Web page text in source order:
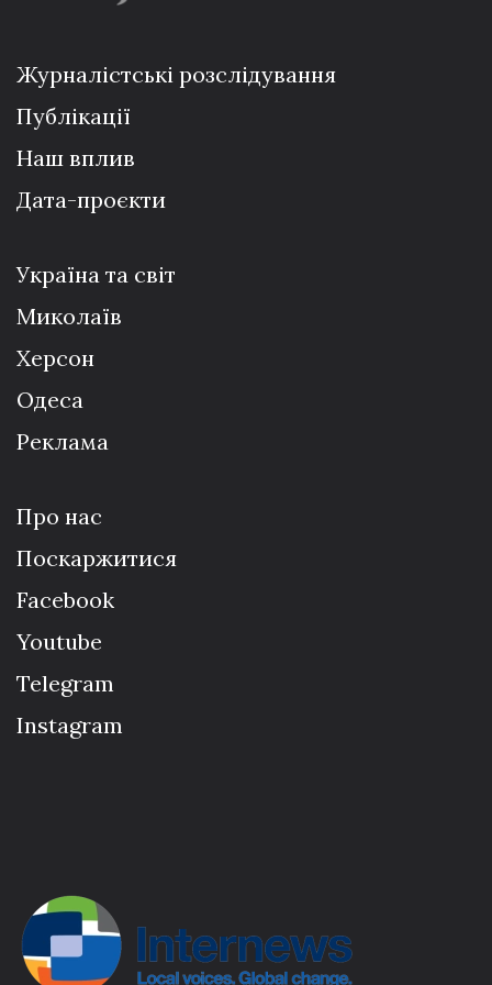
Журналістські розслідування
Публікації
Наш вплив
Дата-проєкти
Україна та світ
Миколаїв
Херсон
Одеса
Реклама
Про нас
Поскаржитися
Facebook
Youtube
Telegram
Instagram